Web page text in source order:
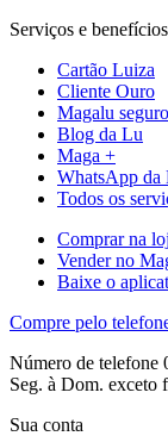
Serviços e benefícios
Cartão Luiza
Cliente Ouro
Magalu
Blog da Lu
Maga +
WhatsApp da
Todos os
Comprar na
Vender no
Baixe o
Compre pelo
Número de telefone
Seg. à Dom. exceto
Sua conta